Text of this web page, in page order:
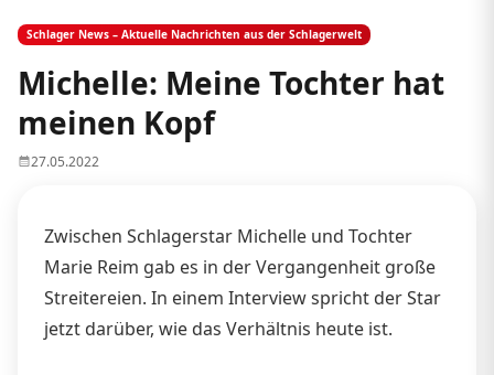
Schlager News – Aktuelle Nachrichten aus der Schlagerwelt
Michelle: Meine Tochter hat
meinen Kopf
27.05.2022
Zwischen Schlagerstar Michelle und Tochter
Marie Reim gab es in der Vergangenheit große
Streitereien. In einem Interview spricht der Star
jetzt darüber, wie das Verhältnis heute ist.